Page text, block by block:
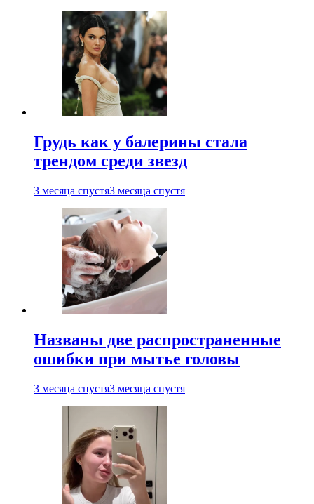
Грудь как у балерины стала
трендом среди звезд
3 месяца спустя3 месяца спустя
Названы две распространенные
ошибки при мытье головы
3 месяца спустя3 месяца спустя